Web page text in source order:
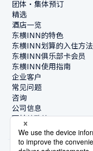
团体・集体预订
精选
酒店一览
东横INN的特色
东横INN划算的入住方法
东横INN俱乐部卡会员
东横INN使用指南
企业客户
常见问题
咨询
公司信息
可持续政策